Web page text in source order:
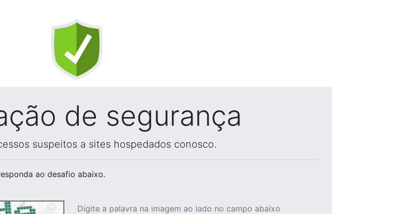
de segurança
suspeitos a sites hospedados conosco.
ao desafio abaixo.
Digite a palavra na imagem ao lado no campo abaixo